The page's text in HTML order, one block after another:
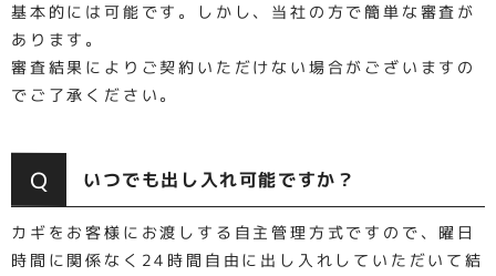
基本的には可能です。しかし、当社の方で簡単な審査が
あります。
審査結果によりご契約いただけない場合がございますの
でご了承ください。
Q いつでも出し入れ可能ですか？
カギをお客様にお渡しする自主管理方式ですので、曜日
時間に関係なく24時間自由に出し入れしていただいて結